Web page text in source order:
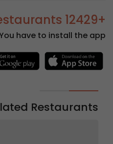
+12429 Restaurants
have to install the app.
Restaurants